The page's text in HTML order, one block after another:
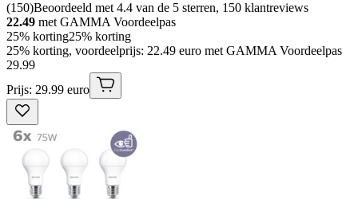
(150)Beoordeeld met 4.4 van de 5 sterren, 150 klantreviews
22.49 met GAMMA Voordeelpas
25% korting25% korting
25% korting, voordeelprijs: 22.49 euro met GAMMA Voordeelpas
29.99
Prijs: 29.99 euro